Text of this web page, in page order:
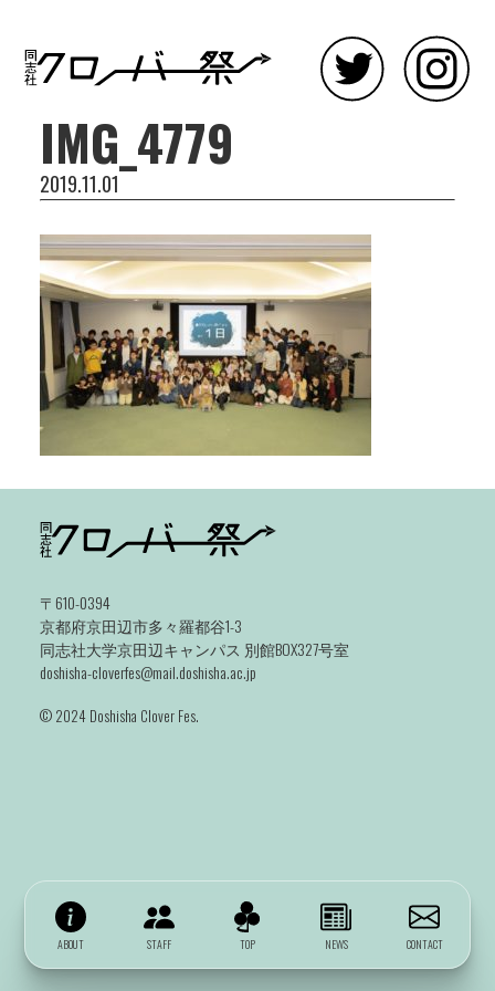
IMG_4779
2019.11.01
ABOUT STAFF TOP NEWS CONTACT
〒610-0394
京都府京田辺市多々羅都谷1-3
同志社大学京田辺キャンパス 別館BOX327号室
doshisha-cloverfes@mail.doshisha.ac.jp
©️ 2024 Doshisha Clover Fes.